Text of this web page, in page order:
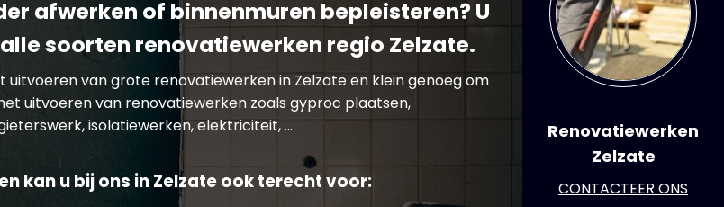
afwerken of binnenmuren bepleisteren? U
soorten renovatiewerken regio Zelzate.
uitvoeren van grote renovatiewerken in Zelzate en klein genoeg om
uitvoeren van renovatiewerken zoals gyproc plaatsen,
isolatiewerken, elektriciteit, …
kan u bij ons in Zelzate ook terecht voor:
Renovatiewerken
Zelzate
CONTACTEER ONS